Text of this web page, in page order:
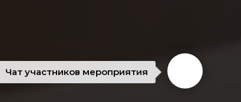
Чат участников мероприятия